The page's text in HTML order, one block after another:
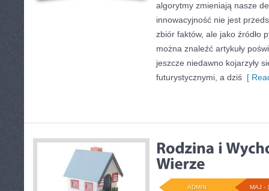
algorytmy zmieniają nasze
innowacyjność nie jest
zbiór faktów, ale jako źródło
można znaleźć artykuły
jeszcze niedawno kojarzyły
futurystycznymi, a dziś [
MAJ -
ADMIN